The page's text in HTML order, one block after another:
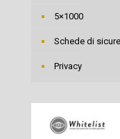
5×1000
Schede di
Privacy